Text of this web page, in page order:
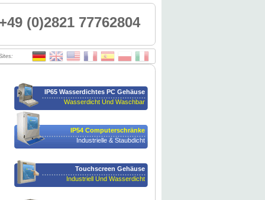
(0)2821 77762804
IP65 Wasserdichtes PC Gehäuse
Wasserdicht Und Waschbar
IP54 Computerschränke
Industrielle & Staubdicht
Touchscreen Gehäuse
Industriell Und Wasserdicht